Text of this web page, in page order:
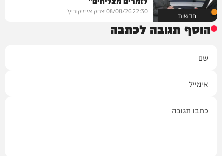
חדשות 22:30
08/08/26יצחק אייזיקוביץ'
הוסף תגובה לכתבה